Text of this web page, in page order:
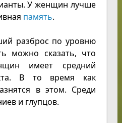
У женщин лучше
память.
разброс по уровню
можно сказать, что
имеет средний
В то время как
в этом. Среди
и глупцов.